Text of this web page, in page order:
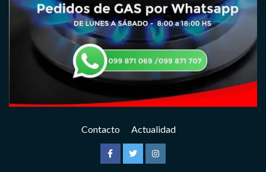
Contacto Actualidad
FacebookTwitterInstagram